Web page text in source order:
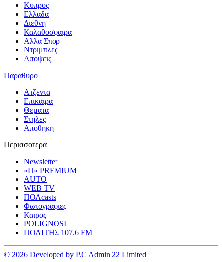
Κυπρος
Ελλαδα
Διεθνη
Καλαθοσφαιρα
Αλλα Σπορ
Ντριμπλες
Αποψεις
Παραθυρο
Ατζεντα
Επικαιρα
Θεματα
Στηλες
Αποθηκη
Περισσοτερα
Newsletter
«Π» PREMIUM
AUTO
WEB TV
ΠΟΛcasts
Φωτογραφιες
Καιρος
POLIGNOSI
ΠΟΛΙΤΗΣ 107.6 FM
© 2026 Developed by P.C Admin 22 Limited